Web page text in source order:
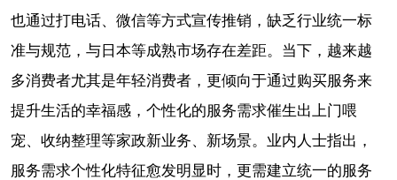
也通过打电话、微信等方式宣传推销，缺乏行业统一标
准与规范，与日本等成熟市场存在差距。当下，越来越
多消费者尤其是年轻消费者，更倾向于通过购买服务来
提升生活的幸福感，个性化的服务需求催生出上门喂
宠、收纳整理等家政新业务、新场景。业内人士指出，
服务需求个性化特征愈发明显时，更需建立统一的服务